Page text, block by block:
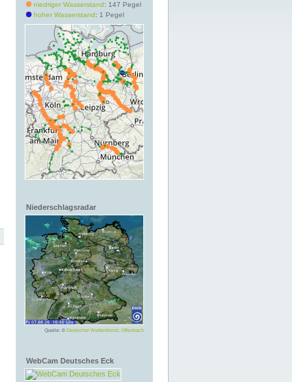
niedriger Wasserstand: 147 Pegel
hoher Wasserstand: 1 Pegel
Niederschlagsradar
Quelle: © Deutscher Wetterdienst, Offenbach
WebCam Deutsches Eck